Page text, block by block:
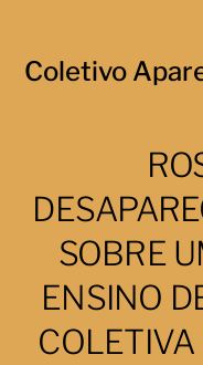
Coletivo
SOBRE
ENSINO